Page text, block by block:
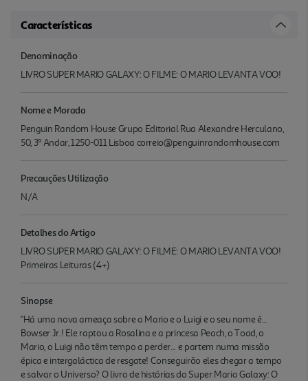
Características
Denominação
LIVRO SUPER MARIO GALAXY: O FILME: O MARIO LEVANTA VOO!
Nome e Morada
Penguin Random House Grupo Editorial Rua Alexandre Herculano,
50, 3º Andar, 1250-011 Lisboa correio@penguinrandomhouse.com
Precauções Utilização
N/A
Detalhes do Artigo
LIVRO SUPER MARIO GALAXY: O FILME: O MARIO LEVANTA VOO!
Primeiras Leituras (4+)
Sinopse
"Há uma nova ameaça sobre o Mario e o Luigi e o seu nome é...
Bowser Jr.! Ele raptou a Rosalina e a princesa Peach, o Toad, o
Mario, o Luigi não têm tempo a perder... e partem numa missão
épica e intergaláctica de resgate! Conseguirão eles chegar a tempo
e salvar o Universo? O livro de histórias do Super Mario Galaxy: O